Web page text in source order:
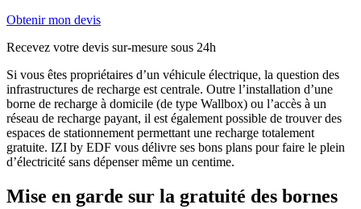
Obtenir mon devis
Recevez votre devis sur-mesure sous 24h
Si vous êtes propriétaires d’un véhicule électrique, la question des
infrastructures de recharge est centrale. Outre l’installation d’une
borne de recharge à domicile (de type Wallbox) ou l’accès à un
réseau de recharge payant, il est également possible de trouver des
espaces de stationnement permettant une recharge totalement
gratuite. IZI by EDF vous délivre ses bons plans pour faire le plein
d’électricité sans dépenser même un centime.
Mise en garde sur la gratuité des bornes